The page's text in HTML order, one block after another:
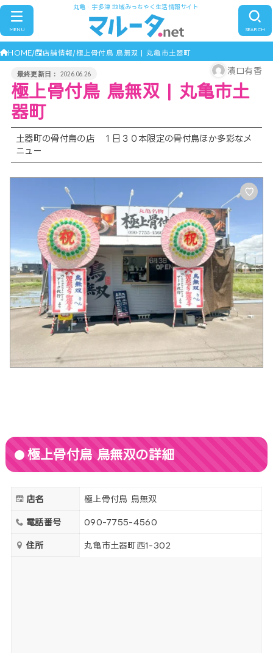
丸亀・宇多津 地域みっちゃく生活情報サイト
SEARCH
MENU
HOME 店舗情報 極上骨付鳥 鳥無双 | 丸亀市土器町
2026.06.26 濱口有香
極上骨付鳥 鳥無双 | 丸亀市土
器町
土器町の骨付鳥の店 １日３０本限定の骨付鳥ほか多彩なメ
ニュー
♡
極上骨付鳥 鳥無双の詳細
店名 極上骨付鳥 鳥無双
電話番号 090-7755-4560
住所 丸亀市土器町西1-302